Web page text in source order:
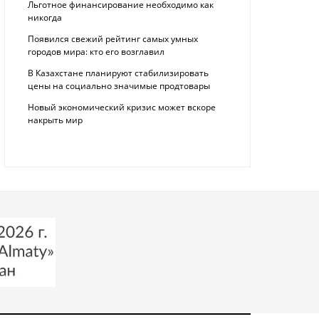
Льготное финансирование необходимо как
никогда
Появился свежий рейтинг самых умных
городов мира: кто его возглавил
В Казахстане планируют стабилизировать
цены на социально значимые продтовары
Новый экономический кризис может вскоре
накрыть мир